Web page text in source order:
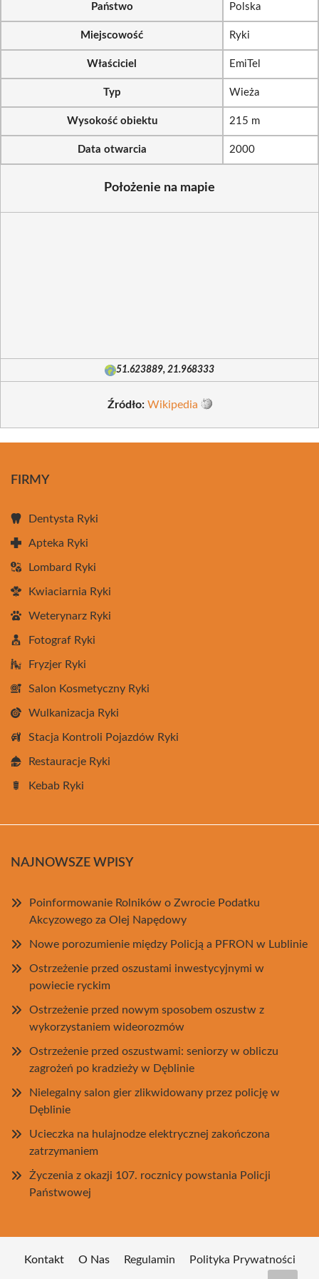
Państwo Polska
Miejscowość Ryki
Właściciel EmiTel
Typ Wieża
Wysokość obiektu 215 m
Data otwarcia 2000
Położenie na mapie
51.623889, 21.968333
Źródło: Wikipedia
FIRMY
Dentysta Ryki
Apteka Ryki
Lombard Ryki
Kwiaciarnia Ryki
Weterynarz Ryki
Fotograf Ryki
Fryzjer Ryki
Salon Kosmetyczny Ryki
Wulkanizacja Ryki
Stacja Kontroli Pojazdów Ryki
Restauracje Ryki
Kebab Ryki
NAJNOWSZE WPISY
Poinformowanie Rolników o Zwrocie Podatku
Akcyzowego za Olej Napędowy
Nowe porozumienie między Policją a PFRON w Lublinie
Ostrzeżenie przed oszustami inwestycyjnymi w
powiecie ryckim
Ostrzeżenie przed nowym sposobem oszustw z
wykorzystaniem wideorozmów
Ostrzeżenie przed oszustwami: seniorzy w obliczu
zagrożeń po kradzieży w Dęblinie
Nielegalny salon gier zlikwidowany przez policję w
Dęblinie
Ucieczka na hulajnodze elektrycznej zakończona
zatrzymaniem
Życzenia z okazji 107. rocznicy powstania Policji
Państwowej
Kontakt O Nas Regulamin Polityka Prywatności